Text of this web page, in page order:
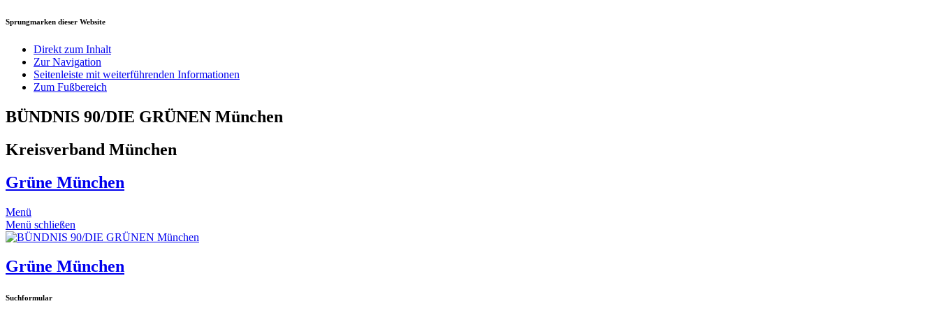
Sprungmarken dieser Website
Direkt zum Inhalt
Zur Navigation
Seitenleiste mit weiterführenden Informationen
Zum Fußbereich
BÜNDNIS 90/DIE GRÜNEN München
Kreisverband München
Grüne München
Menü
Menü schließen
Grüne München
Suchformular